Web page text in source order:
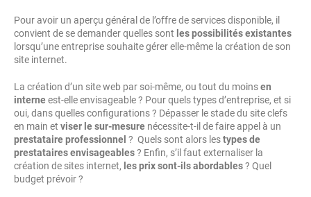
Pour avoir un aperçu général de l’offre de services disponible, il
convient de se demander quelles sont les possibilités existantes
lorsqu’une entreprise souhaite gérer elle-même la création de son
site internet.
La création d’un site web par soi-même, ou tout du moinsen
interneest-elle envisageable ? Pour quels types d’entreprise, et si
oui, dans quelles configurations ? Dépasser le stade du site clefs
en main et viser le sur-mesure nécessite-t-il de faire appel à un
prestataire professionnel ? Quels sont alors lestypes de
prestataires envisageables? Enfin, s’il faut externaliser la
création de sites internet, les prix sont-ils abordables? Quel
budget prévoir ?